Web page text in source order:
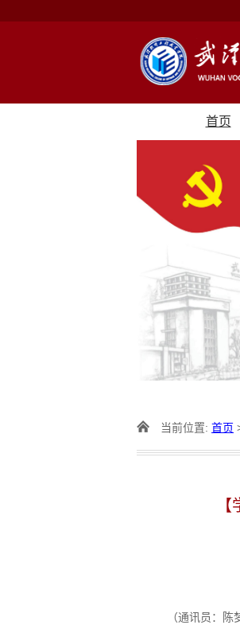
首页
当前位置: 首页
（通讯员：